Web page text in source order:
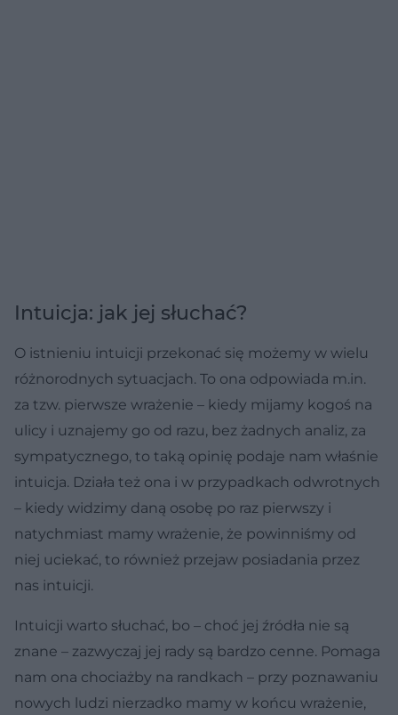
Intuicja: jak jej słuchać?
O istnieniu intuicji przekonać się możemy w wielu
różnorodnych sytuacjach. To ona odpowiada m.in.
za tzw. pierwsze wrażenie – kiedy mijamy kogoś na
ulicy i uznajemy go od razu, bez żadnych analiz, za
sympatycznego, to taką opinię podaje nam właśnie
intuicja. Działa też ona i w przypadkach odwrotnych
– kiedy widzimy daną osobę po raz pierwszy i
natychmiast mamy wrażenie, że powinniśmy od
niej uciekać, to również przejaw posiadania przez
nas intuicji.
Intuicji warto słuchać, bo – choć jej źródła nie są
znane – zazwyczaj jej rady są bardzo cenne. Pomaga
nam ona chociażby na randkach – przy poznawaniu
nowych ludzi nierzadko mamy w końcu wrażenie,